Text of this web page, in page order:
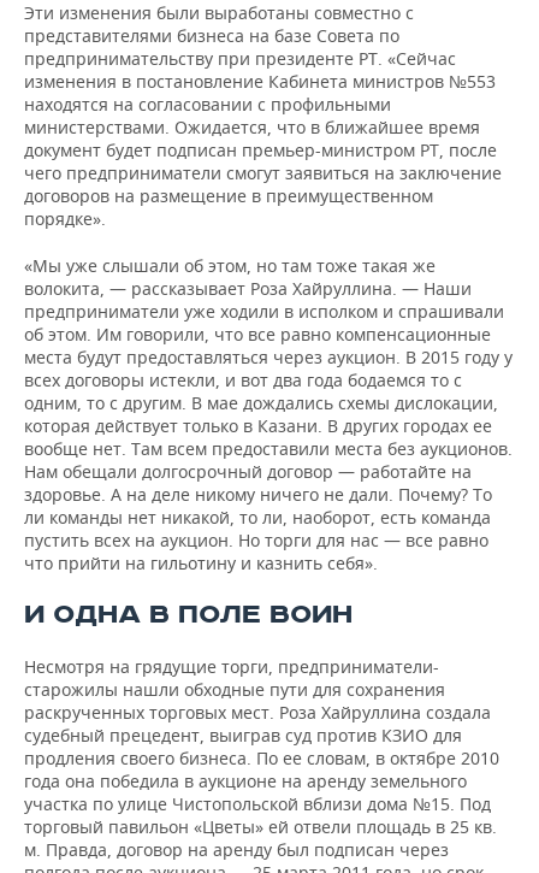
Эти изменения были выработаны совместно с
представителями бизнеса на базе Совета по
предпринимательству при президенте РТ. «Сейчас
изменения в постановление Кабинета министров №553
находятся на согласовании с профильными
министерствами. Ожидается, что в ближайшее время
документ будет подписан премьер-министром РТ, после
чего предприниматели смогут заявиться на заключение
договоров на размещение в преимущественном
порядке».
«Мы уже слышали об этом, но там тоже такая же
волокита, — рассказывает Роза Хайруллина. — Наши
предприниматели уже ходили в исполком и спрашивали
об этом. Им говорили, что все равно компенсационные
места будут предоставляться через аукцион. В 2015 году у
всех договоры истекли, и вот два года бодаемся то с
одним, то с другим. В мае дождались схемы дислокации,
которая действует только в Казани. В других городах ее
вообще нет. Там всем предоставили места без аукционов.
Нам обещали долгосрочный договор — работайте на
здоровье. А на деле никому ничего не дали. Почему? То
ли команды нет никакой, то ли, наоборот, есть команда
пустить всех на аукцион. Но торги для нас — все равно
что прийти на гильотину и казнить себя».
И ОДНА В ПОЛЕ ВОИН
Несмотря на грядущие торги, предприниматели-
старожилы нашли обходные пути для сохранения
раскрученных торговых мест. Роза Хайруллина создала
судебный прецедент, выиграв суд против КЗИО для
продления своего бизнеса. По ее словам, в октябре 2010
года она победила в аукционе на аренду земельного
участка по улице Чистопольской вблизи дома №15. Под
торговый павильон «Цветы» ей отвели площадь в 25 кв.
м. Правда, договор на аренду был подписан через